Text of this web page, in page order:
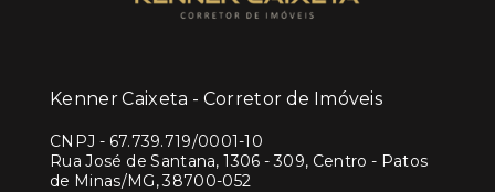
Kenner Caixeta - Corretor de Imóveis
CNPJ - 67.739.719/0001-10
Rua José de Santana, 1306 - 309, Centro - Patos
de Minas/MG, 38700-052